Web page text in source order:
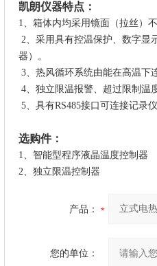
凯朗仪器特点 ：
1、箱体内均采用镜面（拉丝）
2、采用具有控温保护、数字显
器）。
3、热风循环系统由能在高温下
4、独立限温报警、超过限制温
5、具有RS485接口可连接记录
选购件：
1、智能型程序液晶温度
2、独立限温控制器
产品：
您的单位：